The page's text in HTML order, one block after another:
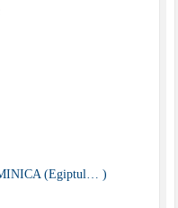
(Egiptul… )